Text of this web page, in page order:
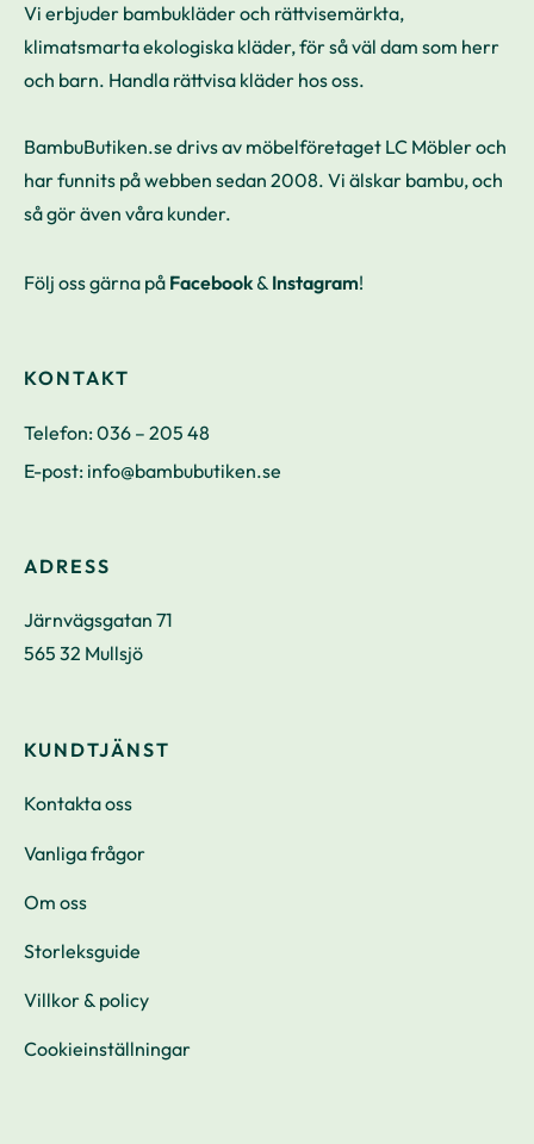
Vi erbjuder bambukläder och rättvisemärkta,
klimatsmarta ekologiska kläder, för så väl dam som herr
och barn. Handla rättvisa kläder hos oss.
BambuButiken.se drivs av möbelföretaget LC Möbler och
har funnits på webben sedan 2008. Vi älskar bambu, och
så gör även våra kunder.
Följ oss gärna på Facebook & Instagram!
KONTAKT
Telefon:036 – 205 48
E-post: info@bambubutiken.se
ADRESS
Järnvägsgatan 71
565 32 Mullsjö
KUNDTJÄNST
Kontakta oss
Vanliga frågor
Om oss
Storleksguide
Villkor & policy
Cookieinställningar